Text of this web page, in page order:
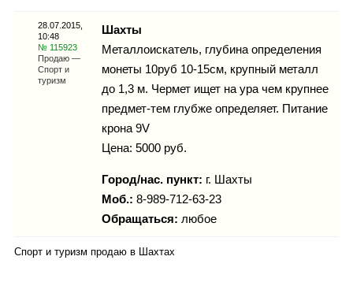
Гороскоп
28.07.2015,
10:48
№ 115923
Продаю —
Спорт и
туризм
Шахты
Металлоискатель, глубина определения
монеты 10руб 10-15см, крупный металл
до 1,3 м. Чермет ищет на ура чем крупнее
предмет-тем глубже определяет. Питание
крона 9V
Цена: 5000 руб.
Город/нас. пункт: г. Шахты
Моб.: 8-989-712-63-23
Обращаться: любое
Спорт и туризм продаю в Шахтах